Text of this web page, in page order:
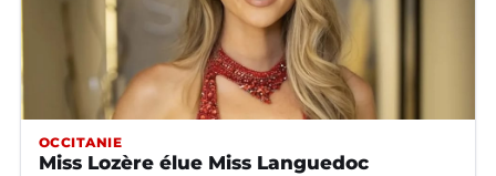
OCCITANIE
Miss Lozère élue Miss Languedoc